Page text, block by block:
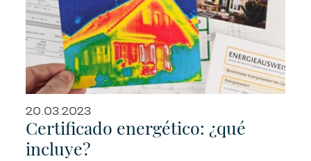
20.03.2023
Certificado energético: ¿qué
incluye?